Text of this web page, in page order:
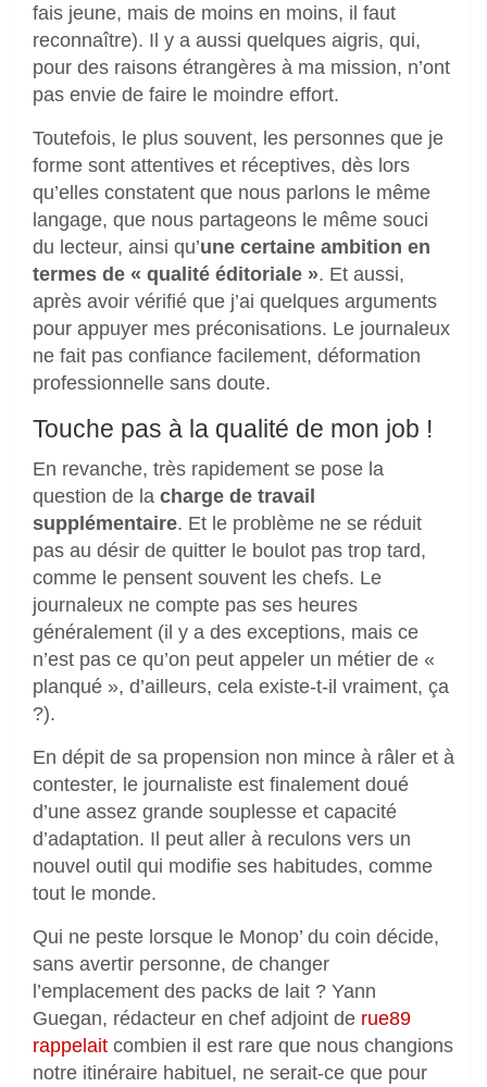
fais jeune, mais de moins en moins, il faut
reconnaître). Il y a aussi quelques aigris, qui,
pour des raisons étrangères à ma mission, n’ont
pas envie de faire le moindre effort.
Toutefois, le plus souvent, les personnes que je
forme sont attentives et réceptives, dès lors
qu’elles constatent que nous parlons le même
langage, que nous partageons le même souci
du lecteur, ainsi qu’une certaine ambition en
termes de « qualité éditoriale ». Et aussi,
après avoir vérifié que j’ai quelques arguments
pour appuyer mes préconisations. Le journaleux
ne fait pas confiance facilement, déformation
professionnelle sans doute.
Touche pas à la qualité de mon job !
En revanche, très rapidement se pose la
question de la charge de travail
supplémentaire. Et le problème ne se réduit
pas au désir de quitter le boulot pas trop tard,
comme le pensent souvent les chefs. Le
journaleux ne compte pas ses heures
généralement (il y a des exceptions, mais ce
n’est pas ce qu’on peut appeler un métier de «
planqué », d’ailleurs, cela existe-t-il vraiment, ça
?).
En dépit de sa propension non mince à râler et à
contester, le journaliste est finalement doué
d’une assez grande souplesse et capacité
d’adaptation. Il peut aller à reculons vers un
nouvel outil qui modifie ses habitudes, comme
tout le monde.
Qui ne peste lorsque le Monop’ du coin décide,
sans avertir personne, de changer
l’emplacement des packs de lait ? Yann
Guegan, rédacteur en chef adjoint de rue89
rappelait combien il est rare que nous changions
notre itinéraire habituel, ne serait-ce que pour